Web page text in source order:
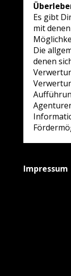
Es gibt
mit
Die
denen
Impressum